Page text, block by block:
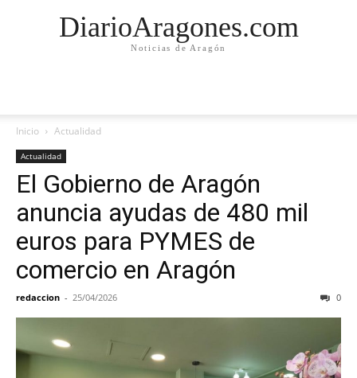
DiarioAragones.com
Noticias de Aragón
Inicio Actualidad
Actualidad
El Gobierno de Aragón
anuncia ayudas de 480 mil
euros para PYMES de
comercio en Aragón
redaccion - 25/04/2026 0